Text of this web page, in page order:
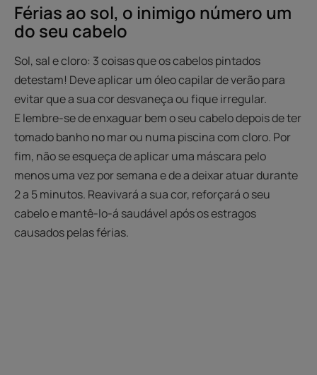
Férias ao sol, o inimigo número um
do seu cabelo
Sol, sal e cloro: 3 coisas que os cabelos pintados
detestam! Deve aplicar um óleo capilar de verão para
evitar que a sua cor desvaneça ou fique irregular.
E lembre-se de enxaguar bem o seu cabelo depois de ter
tomado banho no mar ou numa piscina com cloro. Por
fim, não se esqueça de aplicar uma máscara pelo
menos uma vez por semana e de a deixar atuar durante
2 a 5 minutos. Reavivará a sua cor, reforçará o seu
cabelo e mantê-lo-á saudável após os estragos
causados pelas férias.